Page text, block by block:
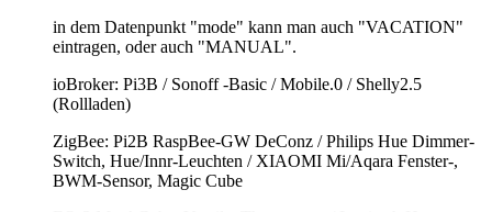
in dem Datenpunkt "mode" kann man auch "VACATION"
eintragen, oder auch "MANUAL".
ioBroker: Pi3B / Sonoff -Basic / Mobile.0 / Shelly2.5
(Rollladen)
ZigBee: Pi2B RaspBee-GW DeConz / Philips Hue Dimmer-
Switch, Hue/Innr-Leuchten / XIAOMI Mi/Aqara Fenster-,
BWM-Sensor, Magic Cube